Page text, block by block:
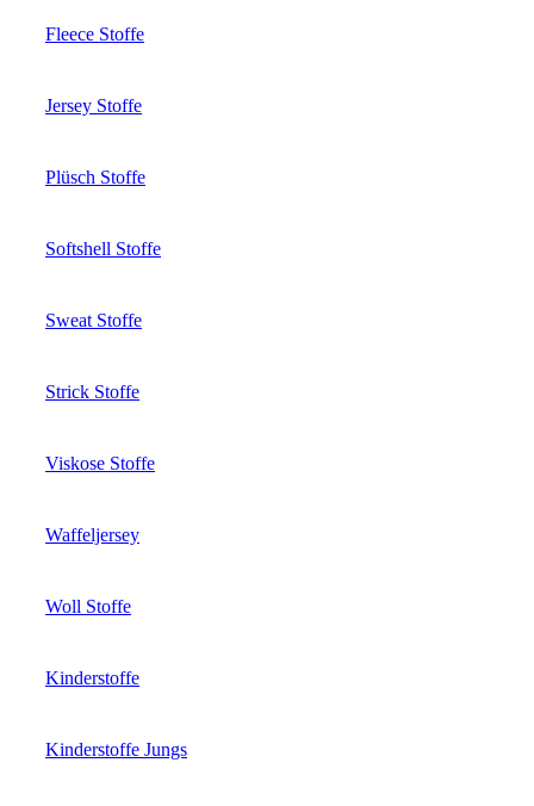
Fleece Stoffe
Jersey Stoffe
Plüsch Stoffe
Softshell Stoffe
Sweat Stoffe
Strick Stoffe
Viskose Stoffe
Waffeljersey
Woll Stoffe
Kinderstoffe
Kinderstoffe Jungs